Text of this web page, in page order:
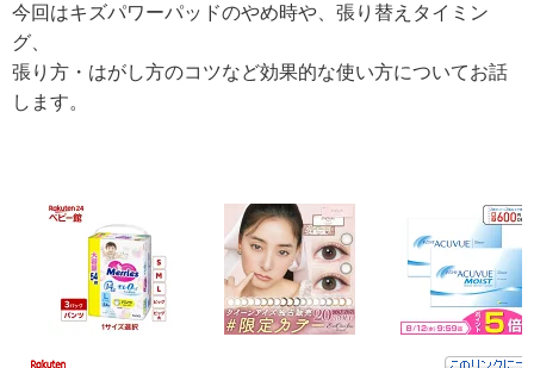
今回はキズパワーパッドのやめ時や、張り替えタイミン
グ、
張り方・はがし方のコツなど効果的な使い方についてお話
します。